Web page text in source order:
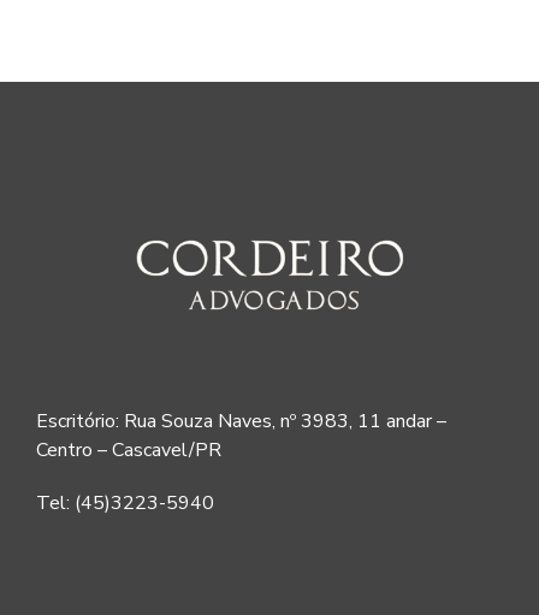
Escritório: Rua Souza Naves, nº 3983, 11 andar –
Centro – Cascavel/PR
Tel: (45)3223-5940